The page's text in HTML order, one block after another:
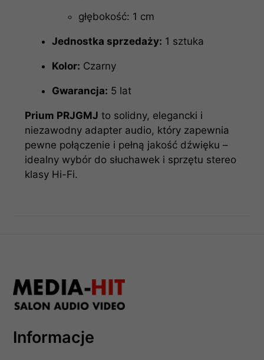
głębokość: 1 cm
Jednostka sprzedaży: 1 sztuka
Kolor: Czarny
Gwarancja: 5 lat
Prium PRJGMJ to solidny, elegancki i
niezawodny adapter audio, który zapewnia
pewne połączenie i pełną jakość dźwięku –
idealny wybór do słuchawek i sprzętu stereo
klasy Hi-Fi.
Informacje